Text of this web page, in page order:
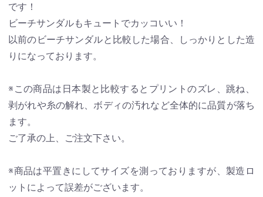
です！
ビーチサンダルもキュートでカッコいい！
以前のビーチサンダルと比較した場合、しっかりとした造
りになっております。
※この商品は日本製と比較するとプリントのズレ、跳ね、
剥がれや糸の解れ、ボディの汚れなど全体的に品質が落ち
ます。
ご了承の上、ご注文下さい。
※商品は平置きにしてサイズを測っておりますが、製造ロ
ットによって誤差がございます。